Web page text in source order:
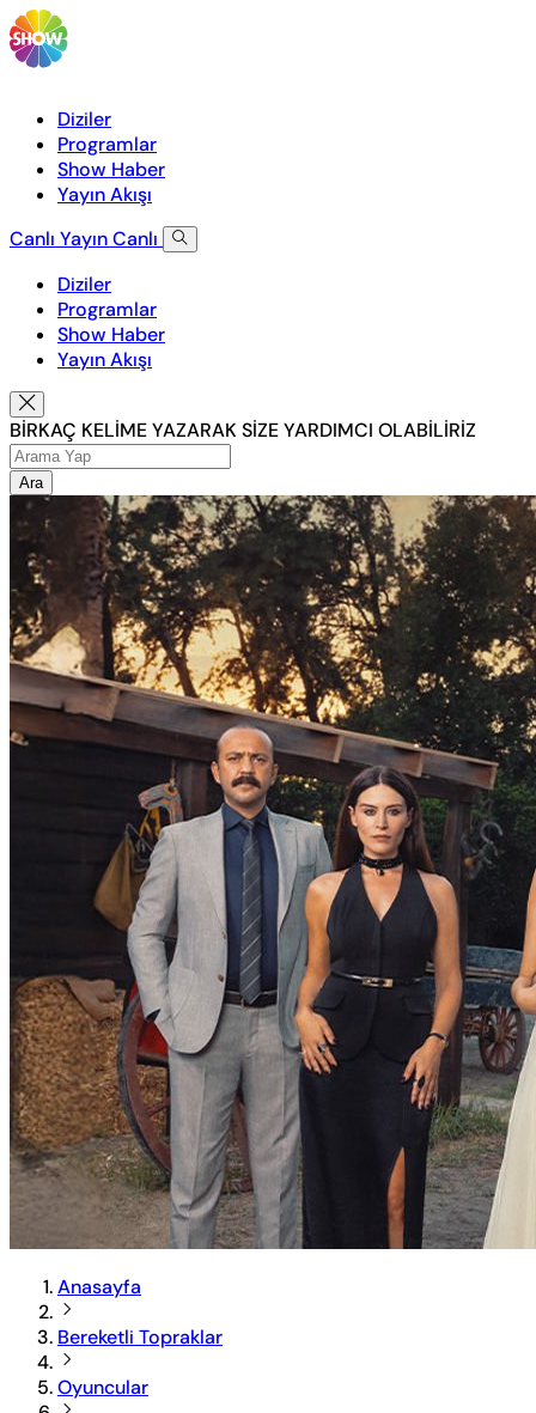
Diziler
Programlar
Show Haber
Yayın Akışı
Canlı YayınCanlı
Diziler
Programlar
Show Haber
Yayın Akışı
BİRKAÇ KELİME YAZARAK SİZE YARDIMCI OLABİLİRİZ
Ara
Anasayfa
Bereketli Topraklar
Oyuncular